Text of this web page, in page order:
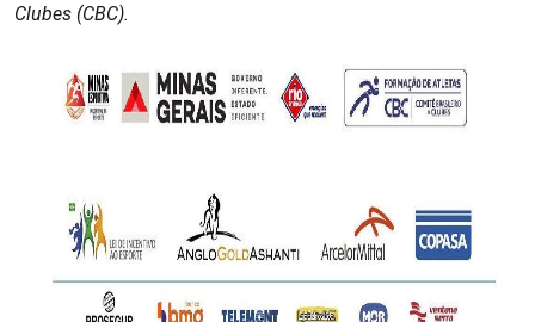
Clubes (CBC).